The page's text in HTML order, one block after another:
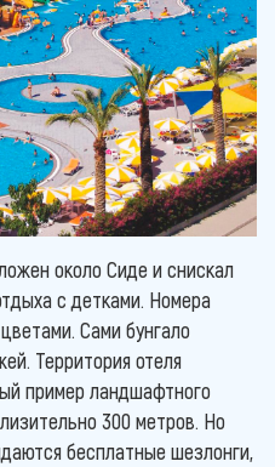
около Сиде и снискал
с детками. Номера
Сами бунгало
Территория отеля
пример ландшафтного
300 метров. Но
бесплатные шезлонги,